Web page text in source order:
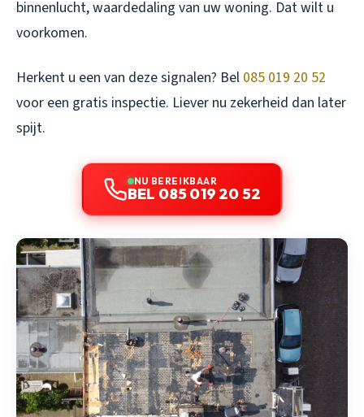
binnenlucht, waardedaling van uw woning. Dat wilt u
voorkomen.
Herkent u een van deze signalen? Bel 085 019 20 52
voor een gratis inspectie. Liever nu zekerheid dan later
spijt.
NU BEREIKBAAR
BEL 085 019 20 52